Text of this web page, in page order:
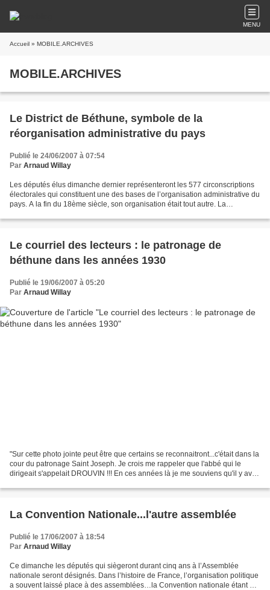
MENU
Accueil » MOBILE.ARCHIVES
MOBILE.ARCHIVES
Le District de Béthune, symbole de la
réorganisation administrative du pays
Publié le 24/06/2007 à 07:54
Par Arnaud Willay
Les députés élus dimanche dernier représenteront les 577 circonscriptions
électorales qui constituent une des bases de l’organisation administrative du
pays. A la fin du 18ème siècle, son organisation était tout autre. La
Le courriel des lecteurs : le patronage de
béthune dans les années 1930
Publié le 19/06/2007 à 05:20
Par Arnaud Willay
"Sur cette photo jointe peut être que certains se reconnaitront...c'était dans la
cour du patronage Saint Joseph. Je crois me rappeler que l'abbé qui le
dirigeait s'appelait DROUVIN !!! En ces années là je me souviens qu'il y avait
La Convention Nationale...l'autre assemblée
Publié le 17/06/2007 à 18:54
Par Arnaud Willay
Ce dimanche les députés qui siègeront durant cinq ans à l’Assemblée
nationale seront désignés. Dans l’histoire de France, l’organisation politique
a souvent laissé place à des assemblées…la Convention nationale étant un